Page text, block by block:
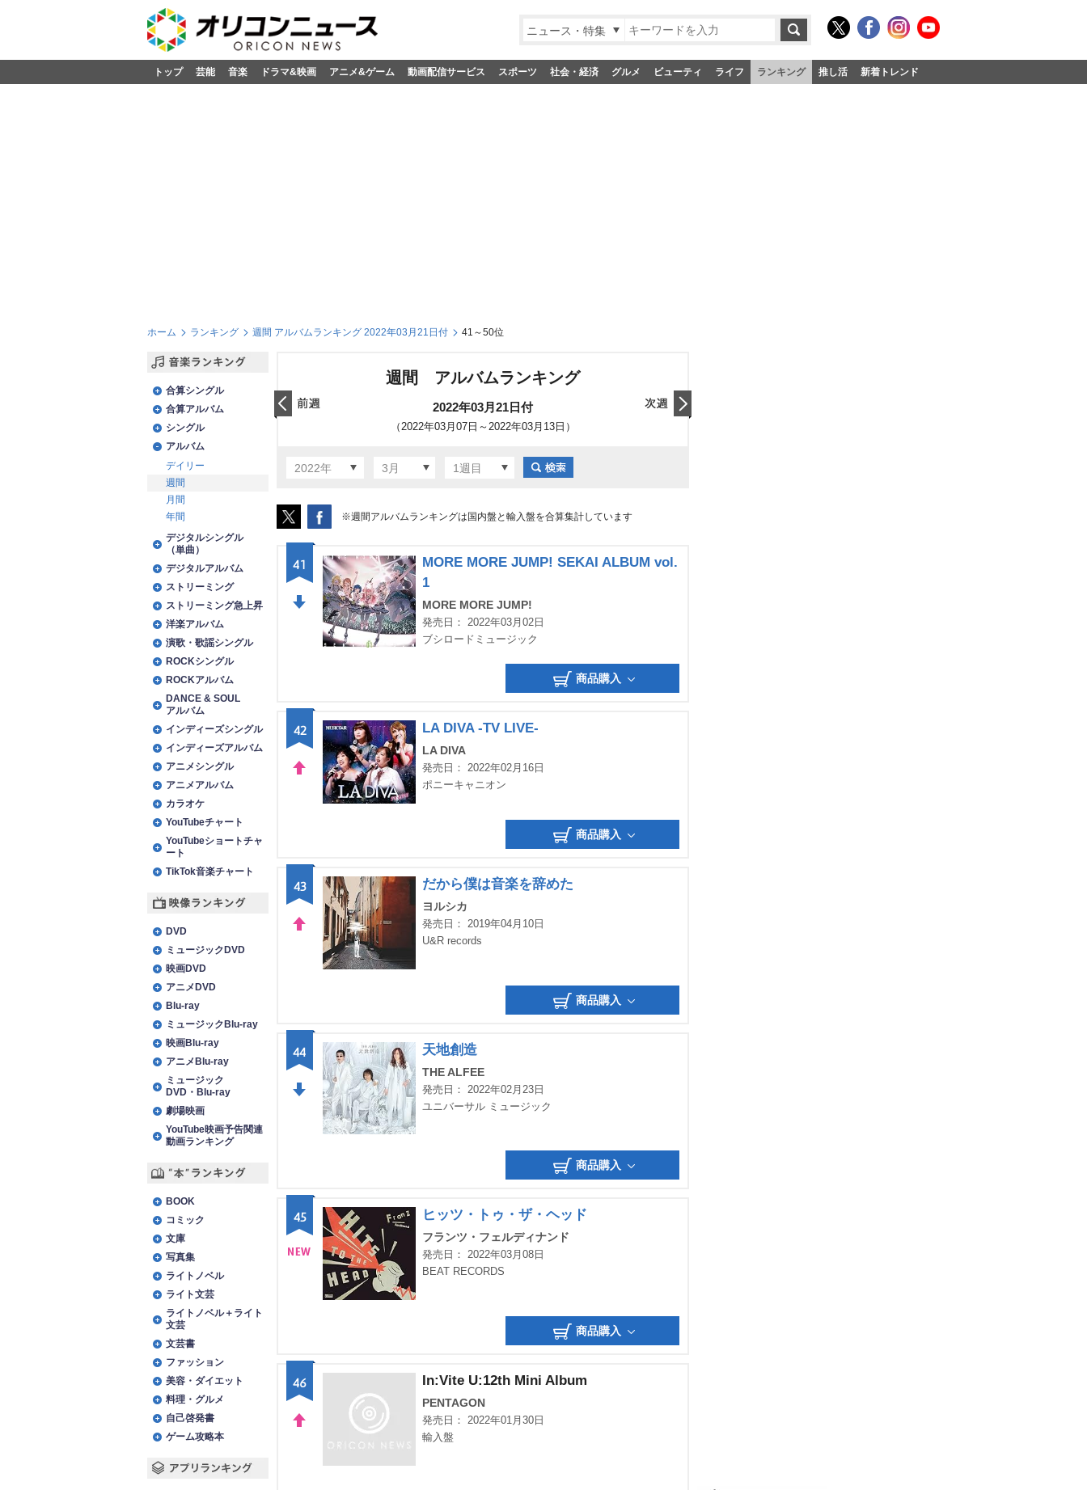
ニュース・特集
トップ 芸能 音楽 ドラマ&映画 アニメ&ゲーム 動画配信サービス スポーツ 社会・経済 グルメ ビューティ ライフ ランキング 推し活 新着トレンド
ホーム ランキング 週間 アルバムランキング 2022年03月21日付 41～50位
週間 アルバムランキング
2022年03月21日付
（2022年03月07日～2022年03月13日）
2022年 3月 1週目
※週間アルバムランキングは国内盤と輸入盤を合算集計しています
41
MORE MORE JUMP! SEKAI ALBUM vol.
1
MORE MORE JUMP!
発売日： 2022年03月02日
ブシロードミュージック
商品購入
42 LA DIVA -TV LIVE-
LA DIVA
発売日： 2022年02月16日
ポニーキャニオン
商品購入
43 だから僕は音楽を辞めた
ヨルシカ
発売日： 2019年04月10日
U&R records
商品購入
44 天地創造
THE ALFEE
発売日： 2022年02月23日
ユニバーサル ミュージック
商品購入
45 ヒッツ・トゥ・ザ・ヘッド
フランツ・フェルディナンド
発売日： 2022年03月08日
BEAT RECORDS
商品購入
46 In:Vite U:12th Mini Album
PENTAGON
発売日： 2022年01月30日
輸入盤
合算シングル
合算アルバム
シングル
アルバム
デイリー
週間
月間
年間
デジタルシングル
（単曲）
デジタルアルバム
ストリーミング
ストリーミング急上昇
洋楽アルバム
演歌・歌謡シングル
ROCKシングル
ROCKアルバム
DANCE & SOUL
アルバム
インディーズシングル
インディーズアルバム
アニメシングル
アニメアルバム
カラオケ
YouTubeチャート
YouTubeショートチャ
ート
TikTok音楽チャート
DVD
ミュージックDVD
映画DVD
アニメDVD
Blu-ray
ミュージックBlu-ray
映画Blu-ray
アニメBlu-ray
ミュージック
DVD・Blu-ray
劇場映画
YouTube映画予告関連
動画ランキング
BOOK
コミック
文庫
写真集
ライトノベル
ライト文芸
ライトノベル＋ライト
文芸
文芸書
ファッション
美容・ダイエット
料理・グルメ
自己啓発書
ゲーム攻略本